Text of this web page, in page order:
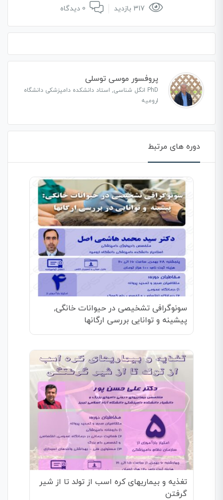
پروفسور موسی توسلی
PhD انگل شناسی, استاد دانشکده دامپزشکی دانشگاه
ارومیه
دوره های مرتبط
سونوگرافی تشخیصی در حیوانات خانگی,
پیشینه و توانایی بررسی ارگانها
تغذیه و بیماریهای کره اسب از تولد تا از شیر
گرفتن